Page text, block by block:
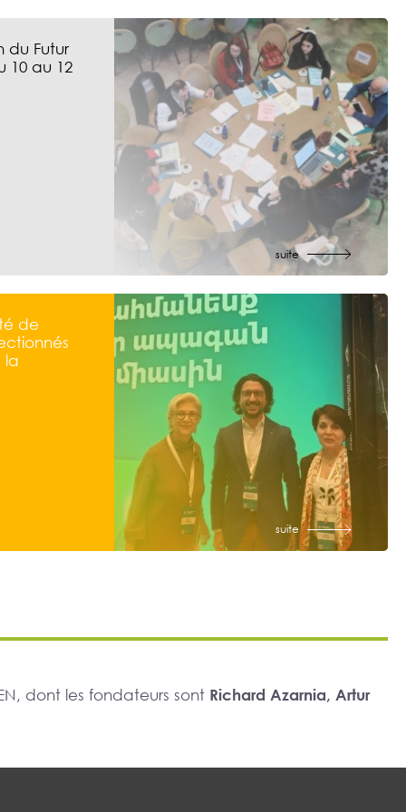
du Futur
10 au 12
suite
de
la
suite
dont les fondateurs sont Richard Azarnia, Artur